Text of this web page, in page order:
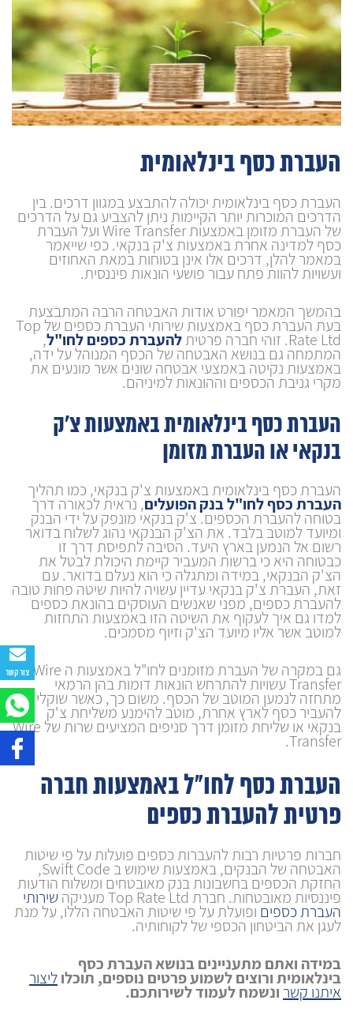
צור קשר
העברת כסף בינלאומית
העברת כסף בינלאומית יכולה להתבצע במגוון דרכים. בין
הדרכים המוכרות יותר הקיימות ניתן להצביע גם על הדרכים
של העברת מזומן באמצעות Wire Transfer ועל העברת
כסף למדינה אחרת באמצעות צ'ק בנקאי. כפי שייאמר
במאמר להלן, דרכים אלו אינן בטוחות במאת האחוזים
ועשויות להוות פתח עבור פושעי הונאות פיננסית.
בהמשך המאמר יפורט אודות האבטחה הרבה המתבצעת
בעת העברת כסף באמצעות שירותי העברת כספים של Top
Rate Ltd. זוהי חברה פרטית להעברת כספים לחו"ל,
המתמחה גם בנושא האבטחה של הכסף המנוהל על ידה,
באמצעות נקיטה באמצעי אבטחה שונים אשר מונעים את
מקרי גניבת הכספים וההונאות למיניהם.
העברת כסף בינלאומית באמצעות צ'ק
בנקאי או העברת מזומן
העברת כסף בינלאומית באמצעות צ'ק בנקאי, כמו תהליך
העברת כסף לחו"ל בנק הפועלים, נראית לכאורה דרך
בטוחה להעברת הכספים. צ'ק בנקאי מונפק על ידי הבנק
ומיועד למוטב בלבד. את הצ'ק הבנקאי נהוג לשלוח בדואר
רשום אל הנמען בארץ היעד. הסיבה לתפיסת דרך זו
כבטוחה היא כי ברשות המעביר קיימת היכולת לבטל את
הצ'ק הבנקאי, במידה ומתגלה כי הוא נעלם בדואר. עם
זאת, העברת צ'ק בנקאי עדיין עשויה להיות שיטה פחות טובה
להעברת כספים, מפני שאנשים העוסקים בהונאת כספים
למדו גם איך לעקוף את השיטה הזו באמצעות התחזות
למוטב אשר אליו מיועד הצ'ק וזיוף מסמכים.
גם במקרה של העברת מזומנים לחו"ל באמצעות ה Wire
Transfer עשויות להתרחש הונאות דומות בהן הרמאי
מתחזה לנמען המוטב של הכסף. משום כך, כאשר שוקלים
להעביר כסף לארץ אחרת, מוטב להימנע משליחת צ'ק
בנקאי או שליחת מזומן דרך סניפים המציעים שרות של Wire
Transfer.
העברת כסף לחו"ל באמצעות חברה
פרטית להעברת כספים
חברות פרטיות רבות להעברות כספים פועלות על פי שיטות
האבטחה של הבנקים, באמצעות שימוש ב Swift Code,
החזקת הכספים בחשבונות בנק מאובטחים ומשלוח הודעות
פיננסיות מאובטחות. חברת Top Rate Ltd מעניקה שירותי
העברת כספים ופועלת על פי שיטות האבטחה הללו, על מנת
לעגן את הביטחון הכספי של לקוחותיה.
במידה ואתם מתעניינים בנושא העברת כסף
בינלאומית ורוצים לשמוע פרטים נוספים, תוכלוליצור
איתנו קשר ונשמח לעמוד לשירותכם.